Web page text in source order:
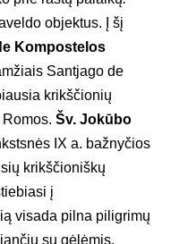
objektus. Į šį
Kompostelos
Santjago de
krikščionių
Šv. Jokūbo
IX a. bažnyčios
krikščioniškų
į
visada pilna piligrimų
su gėlėmis,